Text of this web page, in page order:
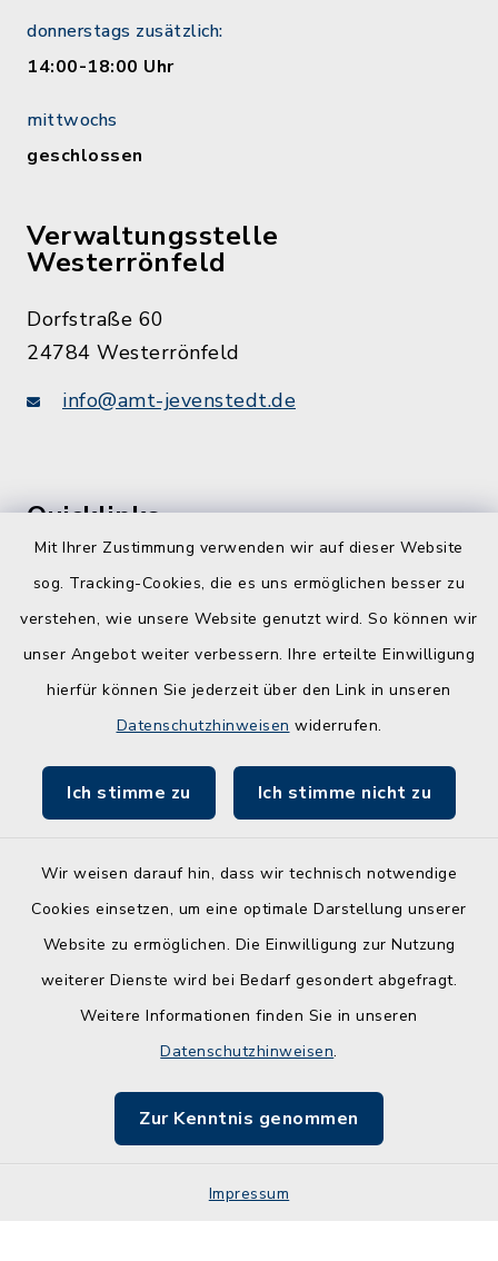
Mit Ihrer Zustimmung verwenden wir auf dieser Website
sog. Tracking-Cookies, die es uns ermöglichen besser zu
verstehen, wie unsere Website genutzt wird. So können wir
unser Angebot weiter verbessern. Ihre erteilte Einwilligung
hierfür können Sie jederzeit über den Link in unseren
Datenschutzhinweisen widerrufen.
Ich stimme zu Ich stimme nicht zu
Wir weisen darauf hin, dass wir technisch notwendige
Cookies einsetzen, um eine optimale Darstellung unserer
Website zu ermöglichen. Die Einwilligung zur Nutzung
weiterer Dienste wird bei Bedarf gesondert abgefragt.
Weitere Informationen finden Sie in unseren
Datenschutzhinweisen.
Zur Kenntnis genommen
Impressum
donnerstags zusätzlich:
14:00-18:00 Uhr
mittwochs
geschlossen
Verwaltungsstelle
Westerrönfeld
Dorfstraße 60
24784 Westerrönfeld
info@amt-jevenstedt.de
Quicklinks
Schule am Ochsenweg
ZBmSH
Entwicklungsagentur für den Lebens- und
Kontakt
Leichte Sprache
Impressum
Sitemap